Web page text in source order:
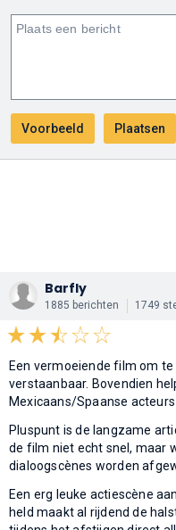
Barfly
1885 berichten 1749
Een vermoeiende film om
verstaanbaar. Bovendien
Mexicaans/Spaanse
Pluspunt is de langzame
de film niet echt snel, maar
dialoogscènes worden
Een erg leuke actiescène
held maakt al rijdend de